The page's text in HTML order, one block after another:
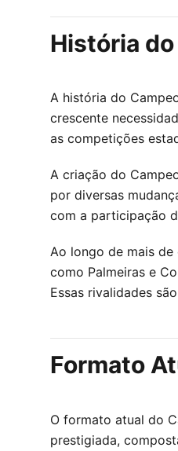
História
A história do
crescente
as competições
A criação do
por diversas
com a participação
Ao longo de mais
como Palmeiras e
Essas rivalidades
Formato
O formato atual do
prestigiada,